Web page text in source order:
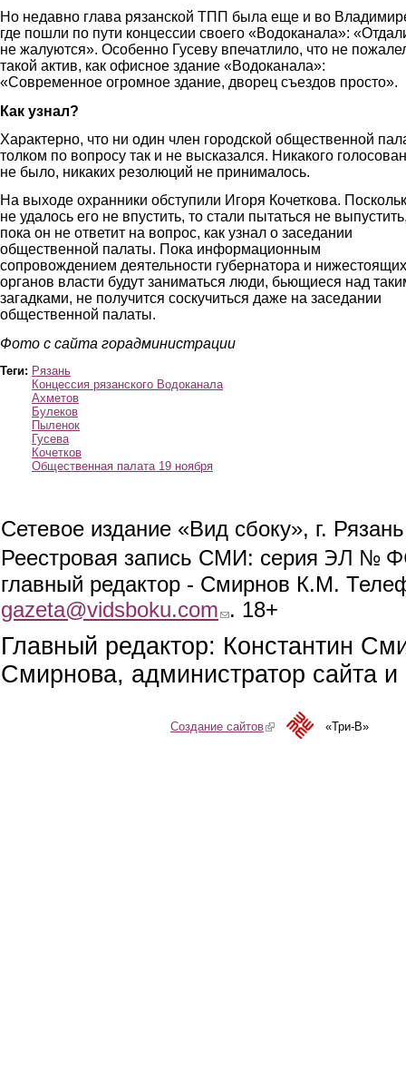
Но недавно глава рязанской ТПП была еще и во
где пошли по пути концессии своего «Водоканала»:
не жалуются». Особенно Гусеву впечатлило, что не
такой актив, как офисное здание «Водоканала»:
«Современное огромное здание, дворец съездов просто».
Как узнал?
Характерно, что ни один член городской общественной
толком по вопросу так и не высказался. Никакого
не было, никаких резолюций не принималось.
На выходе охранники обступили Игоря Кочеткова.
не удалось его не впустить, то стали пытаться не
пока он не ответит на вопрос, как узнал о заседании
общественной палаты. Пока информационным
сопровождением деятельности губернатора и нижестоящих
органов власти будут заниматься люди, бьющиеся над
загадками, не получится соскучиться даже на заседании
общественной палаты.
Фото с сайта горадминистрации
Теги: Рязань
Концессия рязанского Водоканала
Ахметов
Булеков
Пыленок
Гусева
Кочетков
Общественная палата 19 ноября
Сетевое издание «Вид сбоку», г.
Реестровая запись СМИ: серия ЭЛ №
главный редактор - Смирнов К.М.
gazeta@vidsboku.com (link sends e-mail)
. 18+
Главный редактор: Константин
Смирнова, администратор сайта
Создание сайтов(link is external)«Три-В»